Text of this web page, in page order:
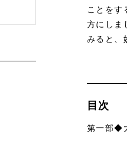
ことをす
方にしま
みると、
目次
第一部◆